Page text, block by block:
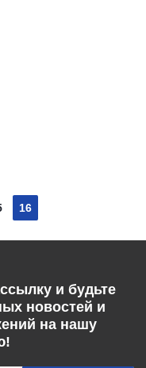
16
и будьте
новостей и
на нашу